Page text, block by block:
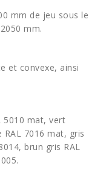
mm de jeu sous le
mm.
et convexe, ainsi
5010 mat, vert
7016 mat, gris
brun gris RAL